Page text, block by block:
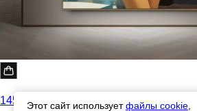
145500 ₽Этот сайт используетфайлы cookie